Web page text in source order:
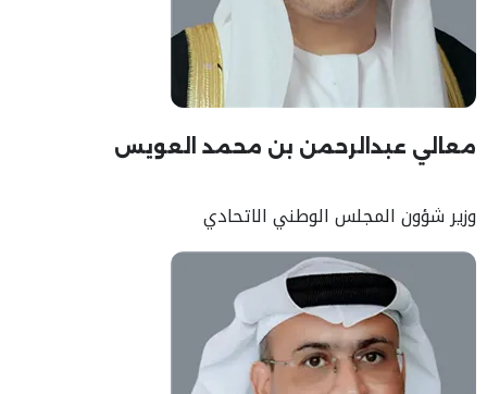
معالي عبدالرحمن بن محمد العويس
وزير شؤون المجلس الوطني الاتحادي